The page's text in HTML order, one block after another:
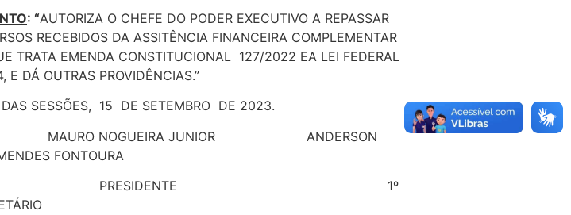
: “AUTORIZA O CHEFE DO PODER EXECUTIVO A REPASSAR
RECEBIDOS DA ASSITÊNCIA FINANCEIRA COMPLEMENTAR
TRATA EMENDA CONSTITUCIONAL 127/2022 EA LEI FEDERAL
E DÁ OUTRAS PROVIDÊNCIAS.”
SESSÕES, 15 DE SETEMBRO DE 2023.
NOGUEIRA JUNIOR ANDERSON
FONTOURA
1º